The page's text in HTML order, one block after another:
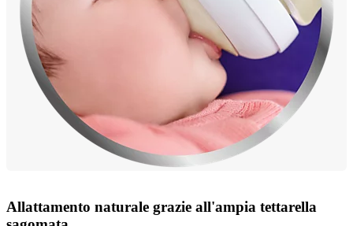
Allattamento naturale grazie all'ampia tettarella